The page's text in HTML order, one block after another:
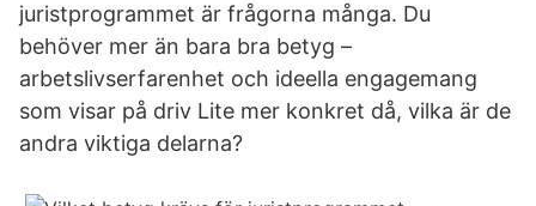
juristprogrammet är frågorna många. Du
behöver mer än bara bra betyg –
arbetslivserfarenhet och ideella engagemang
som visar på driv Lite mer konkret då, vilka är de
andra viktiga delarna?